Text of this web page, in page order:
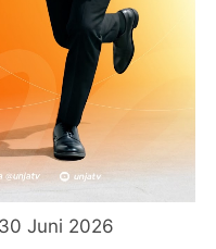
Juni 2026